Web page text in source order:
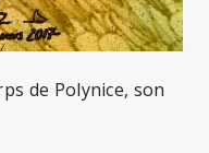
de Polynice, son